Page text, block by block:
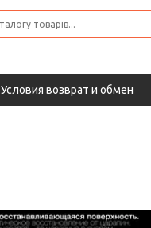
Условия возврат и обмен